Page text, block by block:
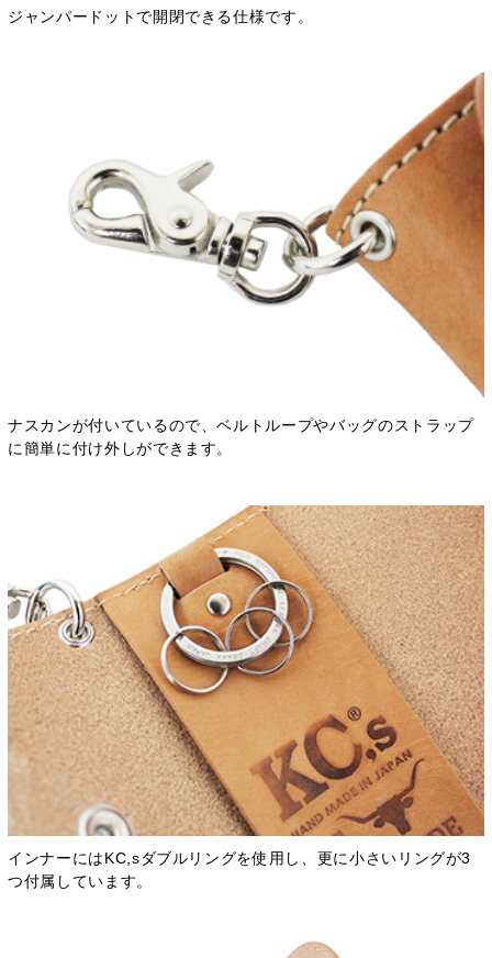
ジャンパードットで開閉できる仕様です。
ナスカンが付いているので、ベルトループやバッグのストラップ
に簡単に付け外しができます。
インナーにはKC,sダブルリングを使用し、更に小さいリングが3
つ付属しています。